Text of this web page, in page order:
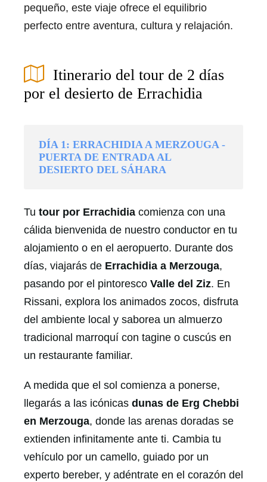
pequeño, este viaje ofrece el equilibrio
perfecto entre aventura, cultura y relajación.
Itinerario del tour de 2 días
por el desierto de Errachidia
DÍA 1: ERRACHIDIA A MERZOUGA -
PUERTA DE ENTRADA AL
DESIERTO DEL SÁHARA
Tu tour por Errachidia comienza con una
cálida bienvenida de nuestro conductor en tu
alojamiento o en el aeropuerto. Durante dos
días, viajarás de Errachidia a Merzouga,
pasando por el pintoresco Valle del Ziz. En
Rissani, explora los animados zocos, disfruta
del ambiente local y saborea un almuerzo
tradicional marroquí con tagine o cuscús en
un restaurante familiar.
A medida que el sol comienza a ponerse,
llegarás a las icónicas dunas de Erg Chebbi
en Merzouga, donde las arenas doradas se
extienden infinitamente ante ti. Cambia tu
vehículo por un camello, guiado por un
experto bereber, y adéntrate en el corazón del